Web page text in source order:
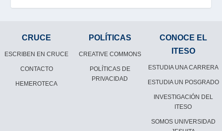
CRUCE
ESCRIBEN EN CRUCE
CONTACTO
HEMEROTECA
POLÍTICAS
CREATIVE COMMONS
POLÍTICAS DE
PRIVACIDAD
CONOCE EL
ITESO
ESTUDIA UNA CARRERA
ESTUDIA UN POSGRADO
INVESTIGACIÓN DEL
ITESO
SOMOS UNIVERSIDAD